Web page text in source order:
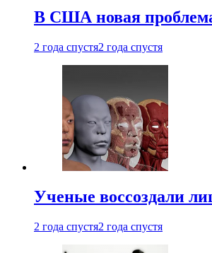
В США новая
2 года спустя2 года спустя
Ученые воссоздали
2 года спустя2 года спустя